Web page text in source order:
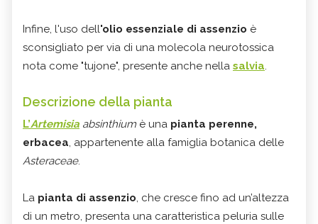
Infine, l'uso dell'olio essenziale di assenzio è
sconsigliato per via di una molecola neurotossica
nota come "tujone", presente anche nella salvia.
Descrizione della pianta
L’Artemisia absinthium è una pianta perenne,
erbacea, appartenente alla famiglia botanica delle
Asteraceae.
La pianta di assenzio, che cresce fino ad un’altezza
di un metro, presenta una caratteristica peluria sulle